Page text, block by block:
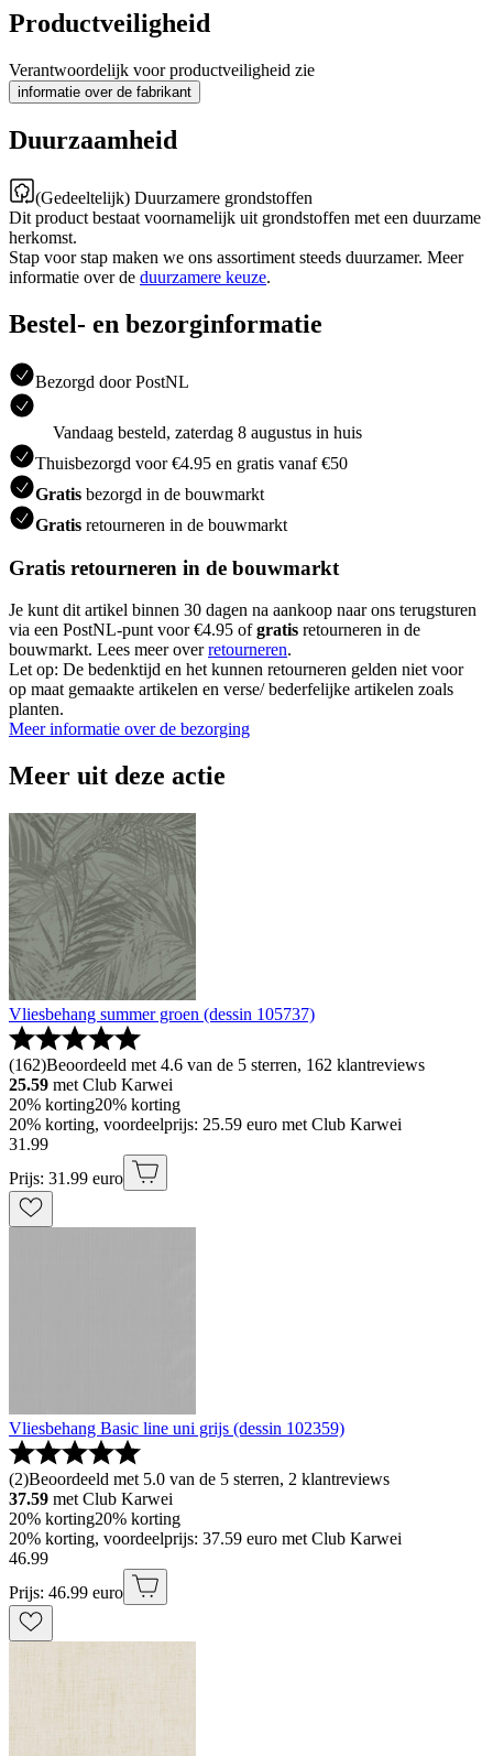
Productveiligheid
Verantwoordelijk voor productveiligheid zie
informatie over de fabrikant
Duurzaamheid
(Gedeeltelijk) Duurzamere grondstoffen
Dit product bestaat voornamelijk uit grondstoffen met een duurzame
herkomst.
Stap voor stap maken we ons assortiment steeds duurzamer. Meer
informatie over de duurzamere keuze.
Bestel- en bezorginformatie
Bezorgd door PostNL
Vandaag besteld, zaterdag 8 augustus in huis
Thuisbezorgd voor €4.95 en gratis vanaf €50
Gratis bezorgd in de bouwmarkt
Gratis retourneren in de bouwmarkt
Gratis retourneren in de bouwmarkt
Je kunt dit artikel binnen 30 dagen na aankoop naar ons terugsturen
via een PostNL-punt voor €4.95 ofgratis retourneren in de
bouwmarkt. Lees meer overretourneren.
Let op: De bedenktijd en het kunnen retourneren gelden niet voor
op maat gemaakte artikelen en verse/ bederfelijke artikelen zoals
planten.
Meer informatie over de bezorging
Meer uit deze actie
Vliesbehang summer groen (dessin 105737)
(162)Beoordeeld met 4.6 van de 5 sterren, 162 klantreviews
25.59 met Club Karwei
20% korting20% korting
20% korting, voordeelprijs: 25.59 euro met Club Karwei
31 .99
Prijs: 31.99 euro
Vliesbehang Basic line uni grijs (dessin 102359)
(2)Beoordeeld met 5.0 van de 5 sterren, 2 klantreviews
37.59 met Club Karwei
20% korting20% korting
20% korting, voordeelprijs: 37.59 euro met Club Karwei
46.99
Prijs: 46.99 euro